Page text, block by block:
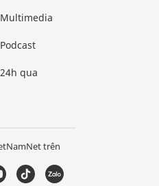
Multimedia
Podcast
24h qua
trên